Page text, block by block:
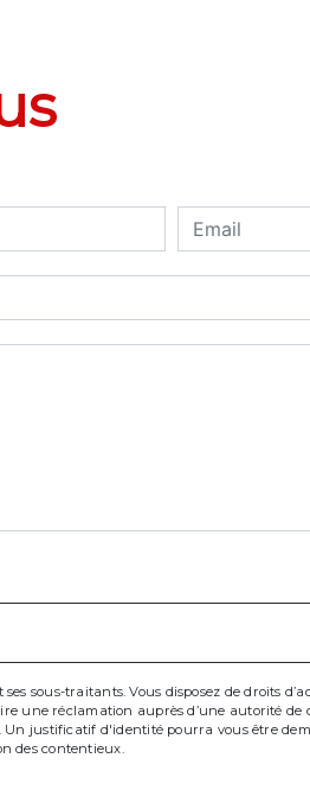
sous-traitants. Vous disposez de droits
une réclamation auprès d’une autorité de
Un justificatif d'identité pourra vous être
des contentieux.